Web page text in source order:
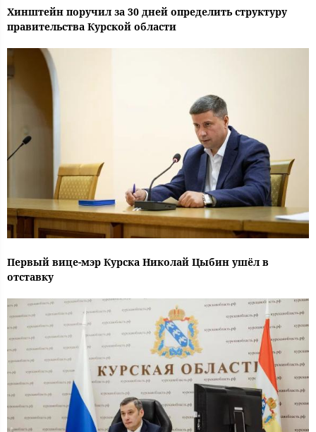
Хинштейн поручил за 30 дней определить структуру
правительства Курской области
Первый вице-мэр Курска Николай Цыбин ушёл в
отставку